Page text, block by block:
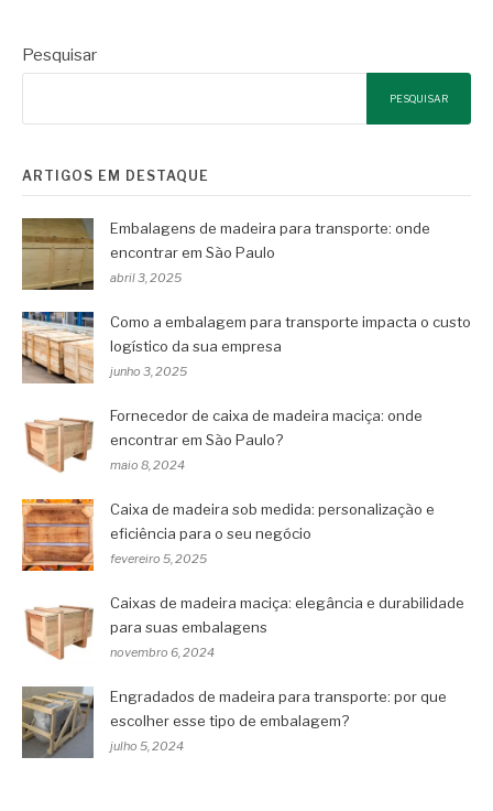
Pesquisar
PESQUISAR
ARTIGOS EM DESTAQUE
Embalagens de madeira para transporte: onde
encontrar em São Paulo
abril 3, 2025
Como a embalagem para transporte impacta o custo
logístico da sua empresa
junho 3, 2025
Fornecedor de caixa de madeira maciça: onde
encontrar em São Paulo?
maio 8, 2024
Caixa de madeira sob medida: personalização e
eficiência para o seu negócio
fevereiro 5, 2025
Caixas de madeira maciça: elegância e durabilidade
para suas embalagens
novembro 6, 2024
Engradados de madeira para transporte: por que
escolher esse tipo de embalagem?
julho 5, 2024